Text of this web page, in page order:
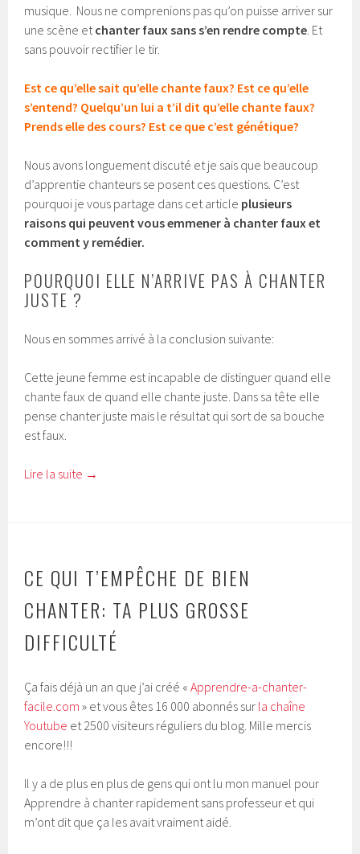
musique. Nous ne comprenions pas qu’on puisse arriver sur
une scène et chanter faux sans s’en rendre compte . Et
sans pouvoir rectifier le tir.
Est ce qu’elle sait qu’elle chante faux? Est ce qu’elle
s’entend? Quelqu’un lui a t’il dit qu’elle chante faux?
Prends elle des cours? Est ce que c’est génétique?
Nous avons longuement discuté et je sais que beaucoup
d’apprentie chanteurs se posent ces questions. C’est
pourquoi je vous partage dans cet article plusieurs
raisons qui peuvent vous emmener à chanter faux et
comment y remédier.
POURQUOI ELLE N’ARRIVE PAS À CHANTER
JUSTE ?
Nous en sommes arrivé à la conclusion suivante:
Cette jeune femme est incapable de distinguer quand elle
chante faux de quand elle chante juste. Dans sa tête elle
pense chanter juste mais le résultat qui sort de sa bouche
est faux.
Lire la suite →
CE QUI T’EMPÊCHE DE BIEN
CHANTER: TA PLUS GROSSE
DIFFICULTÉ
Ça fais déjà un an que j’ai créé «Apprendre-a-chanter-
facile. com » et vous êtes 16 000 abonnés sur la chaîne
Youtube et 2500 visiteurs réguliers du blog. Mille mercis
encore!!!
Il y a de plus en plus de gens qui ont lu mon manuel pour
Apprendre à chanter rapidement sans professeur et qui
m’ont dit que ça les avait vraiment aidé.